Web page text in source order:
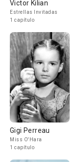
Victor Kilian
Estrellas Invitadas
1 capítulo
Gigi Perreau
Miss O'Hara
1 capítulo